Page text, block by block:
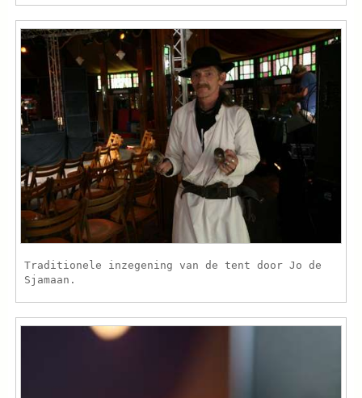
Traditionele inzegening van de tent door Jo de
Sjamaan.